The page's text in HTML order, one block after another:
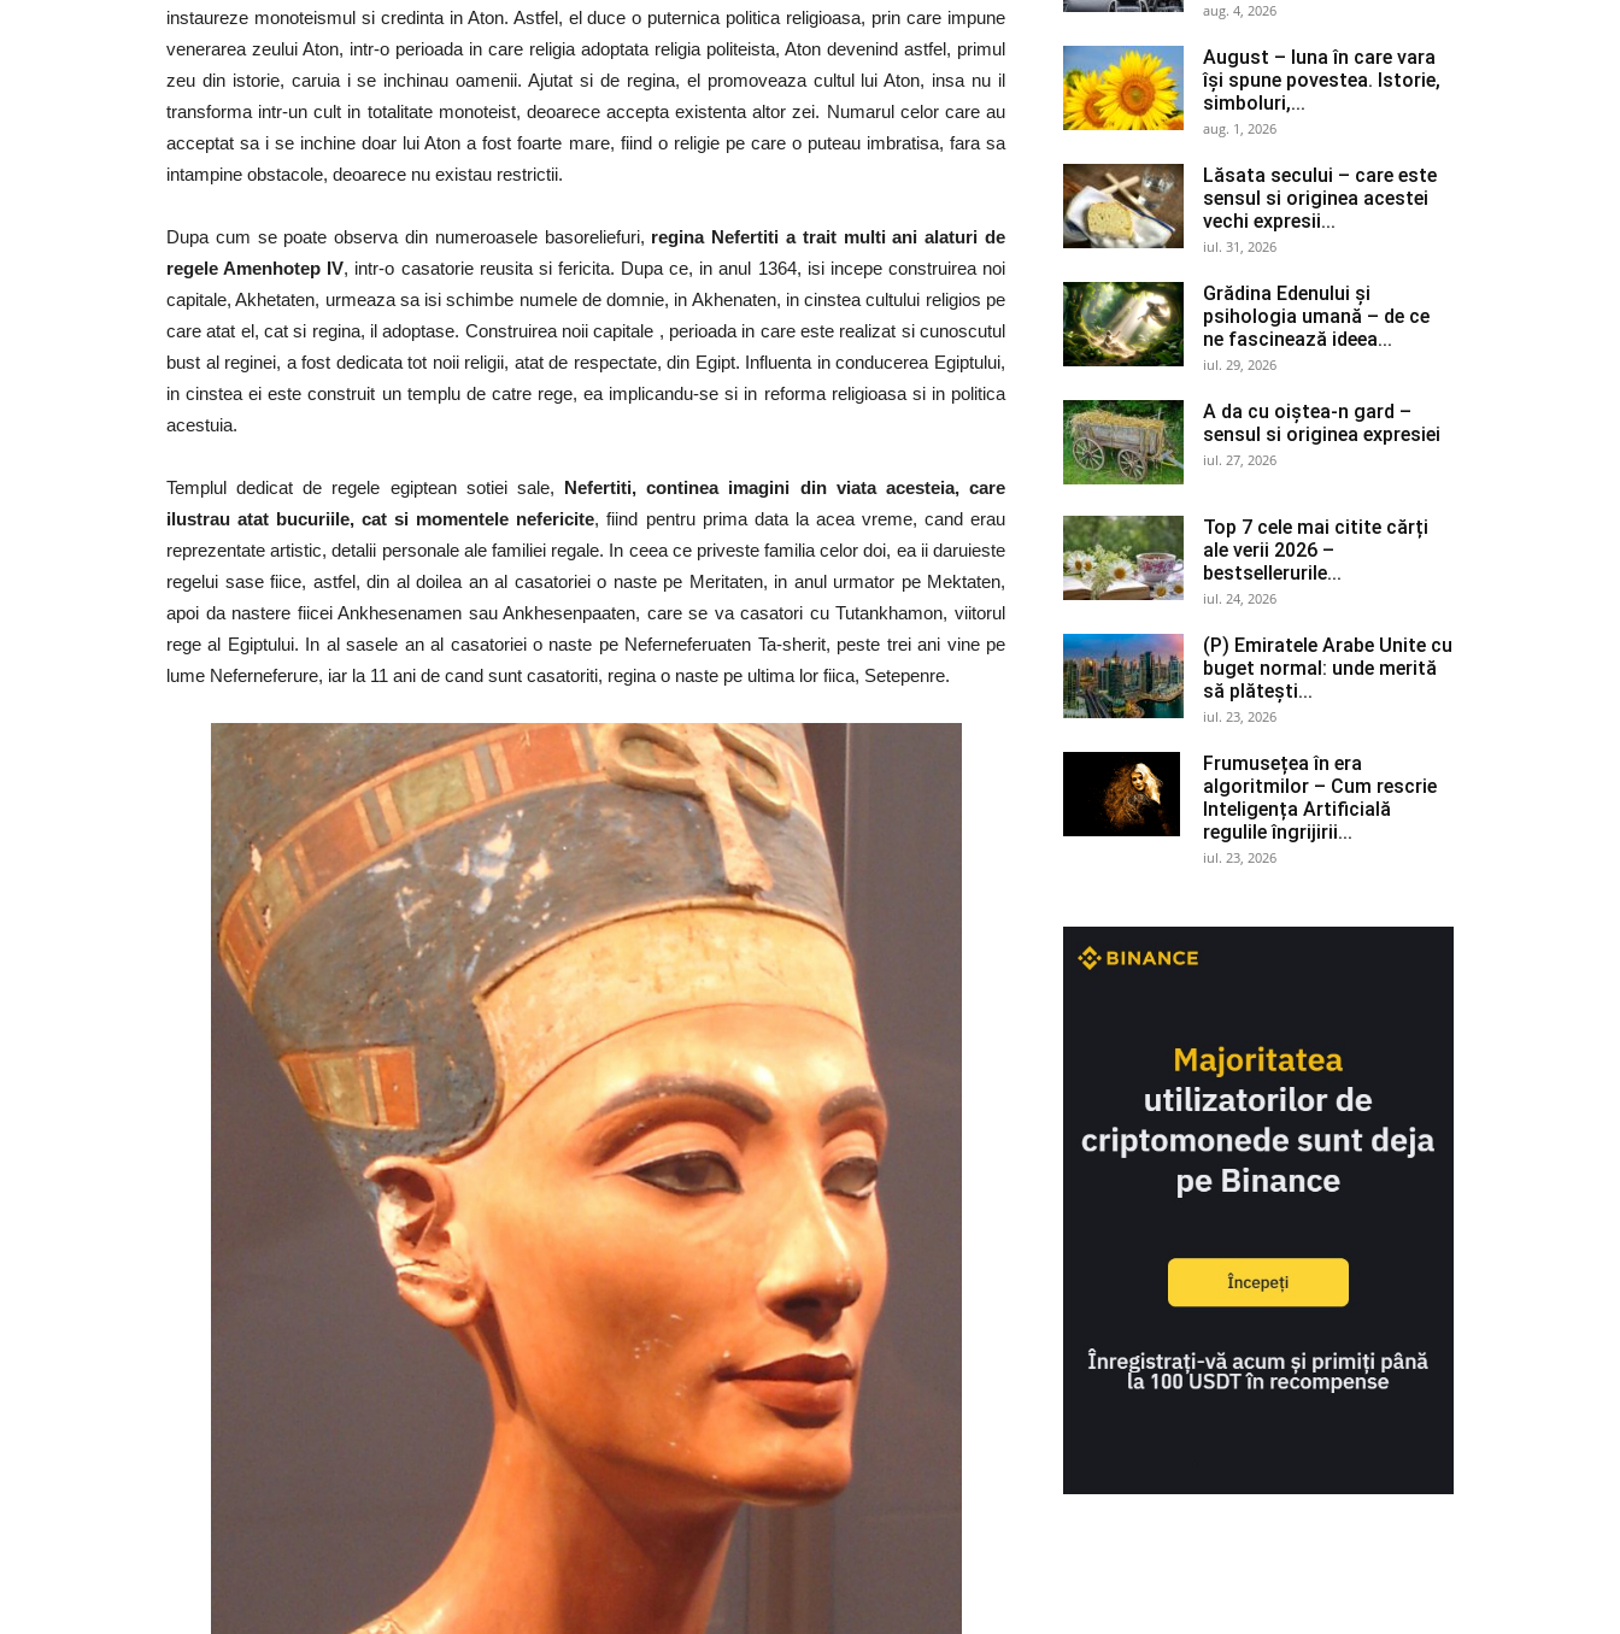
instaureze monoteismul si credinta in Aton. Astfel, el duce o puternica politica religioasa, prin care impune
venerarea zeului Aton, intr-o perioada in care religia adoptata religia politeista, Aton devenind astfel, primul
zeu din istorie, caruia i se inchinau oamenii. Ajutat si de regina, el promoveaza cultul lui Aton, insa nu il
transforma intr-un cult in totalitate monoteist, deoarece accepta existenta altor zei. Numarul celor care au
acceptat sa i se inchine doar lui Aton a fost foarte mare, fiind o religie pe care o puteau imbratisa, fara sa
intampine obstacole, deoarece nu existau restrictii.
Dupa cum se poate observa din numeroasele basoreliefuri, regina Nefertiti a trait multi ani alaturi de
regele Amenhotep IV, intr-o casatorie reusita si fericita. Dupa ce, in anul 1364, isi incepe construirea noi
capitale, Akhetaten, urmeaza sa isi schimbe numele de domnie, in Akhenaten, in cinstea cultului religios pe
care atat el, cat si regina, il adoptase. Construirea noii capitale , perioada in care este realizat si cunoscutul
bust al reginei, a fost dedicata tot noii religii, atat de respectate, din Egipt. Influenta in conducerea Egiptului,
in cinstea ei este construit un templu de catre rege, ea implicandu-se si in reforma religioasa si in politica
acestuia.
Templul dedicat de regele egiptean sotiei sale, Nefertiti, continea imagini din viata acesteia, care
ilustrau atat bucuriile, cat si momentele nefericite, fiind pentru prima data la acea vreme, cand erau
reprezentate artistic, detalii personale ale familiei regale. In ceea ce priveste familia celor doi, ea ii daruieste
regelui sase fiice, astfel, din al doilea an al casatoriei o naste pe Meritaten, in anul urmator pe Mektaten,
apoi da nastere fiicei Ankhesenamen sau Ankhesenpaaten, care se va casatori cu Tutankhamon, viitorul
rege al Egiptului. In al sasele an al casatoriei o naste pe Neferneferuaten Ta-sherit, peste trei ani vine pe
lume Neferneferure, iar la 11 ani de cand sunt casatoriti, regina o naste pe ultima lor fiica, Setepenre.
aug. 4, 2026
August – luna în care vara
își spune povestea. Istorie,
simboluri,...
aug. 1, 2026
Lăsata secului – care este
sensul si originea acestei
vechi expresii...
iul. 31, 2026
Grădina Edenului și
psihologia umană – de ce
ne fascinează ideea...
iul. 29, 2026
A da cu oiștea-n gard –
sensul si originea expresiei
iul. 27, 2026
Top 7 cele mai citite cărți
ale verii 2026 –
bestsellerurile...
iul. 24, 2026
(P) Emiratele Arabe Unite cu
buget normal: unde merită
să plătești...
iul. 23, 2026
Frumusețea în era
algoritmilor – Cum rescrie
Inteligența Artificială
regulile îngrijirii...
iul. 23, 2026